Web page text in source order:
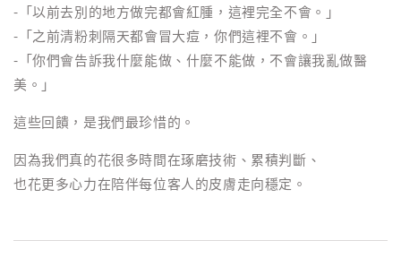
-「以前去別的地方做完都會紅腫，這裡完全不會。」
-「之前清粉刺隔天都會冒大痘，你們這裡不會。」
-「你們會告訴我什麼能做、什麼不能做，不會讓我亂做醫
美。」
這些回饋，是我們最珍惜的。
因為我們真的花很多時間在琢磨技術、累積判斷、
也花更多心力在陪伴每位客人的皮膚走向穩定。